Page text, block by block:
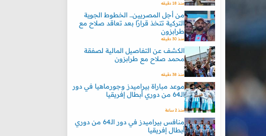
منذ 18 دقيقه
من أجل المصريين.. الخطوط الجوية
التركية تتخذ قرارًا بعد تعاقد صلاح مع
طرابزون
منذ 30 دقيقه
الكشف عن التفاصيل المالية لصفقة
محمد صلاح مع طرابزون
منذ 38 دقيقه
موعد مباراة بيراميدز وجورماهيا في دور
الـ64 من دوري أبطال إفريقيا
منذ 2 ساعة
منافس بيراميدز في دور الـ64 من دوري
أبطال إفريقيا